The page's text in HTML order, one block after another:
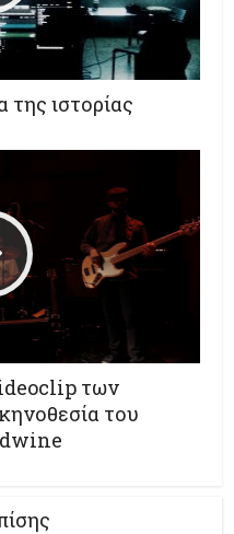
ιστορίας
των
του